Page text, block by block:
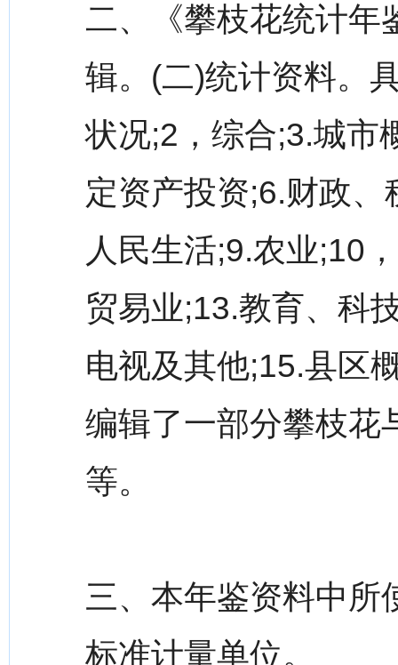
二、《攀枝花统计年
辑。(二)统计资料。
状况;2，综合;3.城市
定资产投资;6.财政
人民生活;9.农业;10
贸易业;13.教育、科
电视及其他;15.县区
编辑了一部分攀枝花
等。
三、本年鉴资料中所
标准计量单位。